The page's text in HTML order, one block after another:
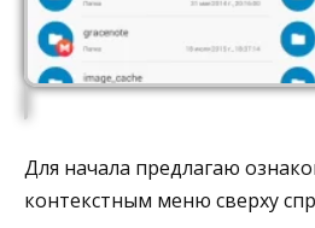
Для начала предлагаю
контекстным меню сверху